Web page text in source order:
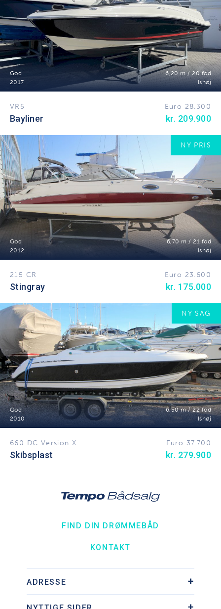
God
6,20 m / 20 fod
2017
Ishøj
VR5 Euro 28.300
Bayliner kr. 209.900
NY PRIS
God
6,70 m / 21 fod
2012
Ishøj
215 CR Euro 23.600
Stingray kr. 175.000
NY SAG
God
6,50 m / 22 fod
2010
Ishøj
660 DC Version X Euro 37.700
Skibsplast kr. 279.900
FIND DIN DRØMMEBÅD
KONTAKT
ADRESSE